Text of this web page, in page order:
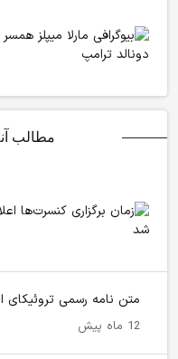
مطالب
متن نامه رسمی تروئیکای
12 ماه پیش